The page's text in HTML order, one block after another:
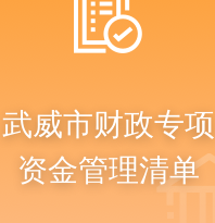
武威市财政专项
资金管理清单